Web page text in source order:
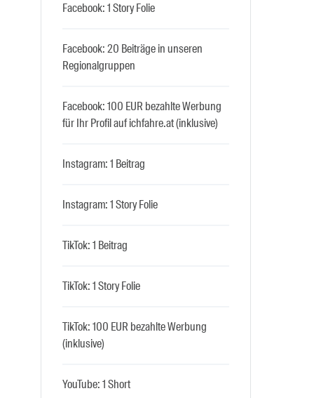
Facebook: 1 Story Folie
Facebook: 20 Beiträge in unseren
Regionalgruppen
Facebook: 100 EUR bezahlte Werbung
für Ihr Profil auf ichfahre.at (inklusive)
Instagram: 1 Beitrag
Instagram: 1 Story Folie
TikTok: 1 Beitrag
TikTok: 1 Story Folie
TikTok: 100 EUR bezahlte Werbung
(inklusive)
YouTube: 1 Short